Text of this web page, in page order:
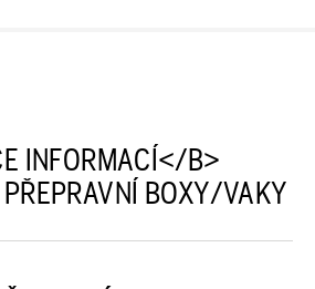
INFORMACÍ</B>
BOXY/VAKY